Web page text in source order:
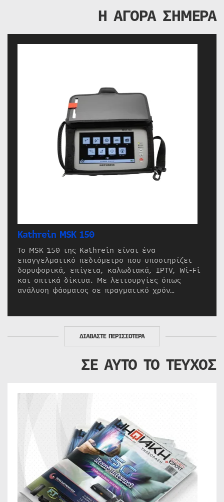
Η ΑΓΟΡΑ ΣΗΜΕΡΑ
Kathrein MSK 150
Το MSK 150 της Kathrein είναι ένα
επαγγελματικό πεδιόμετρο που υποστηρίζει
δορυφορικά, επίγεια, καλωδιακά, IPTV, Wi-Fi
και οπτικά δίκτυα. Με λειτουργίες όπως
ανάλυση φάσματος σε πραγματικό χρόν…
ΔΙΑΒΑΣΤΕ ΠΕΡΙΣΣΟΤΕΡΑ
ΣΕ ΑΥΤΟ ΤΟ ΤΕΥΧΟΣ